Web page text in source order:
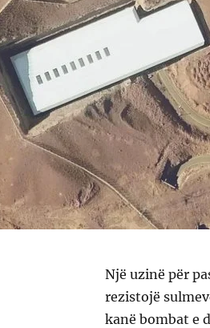
Një uzinë për
rezistojë
kanë bombat e